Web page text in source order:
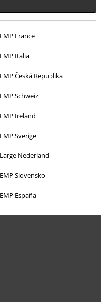
EMP France
EMP Italia
EMP Česká Republika
EMP Schweiz
EMP Ireland
EMP Sverige
Large Nederland
EMP Slovensko
EMP España